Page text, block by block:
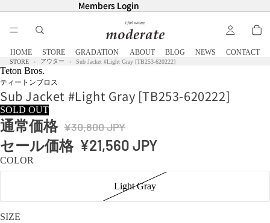
Members Login
Members Login
HOME STORE GRADATION ABOUT BLOG NEWS CONTACT
STORE アウター Sub Jacket #Light Gray [TB253-620222]
Teton Bros.
ティートンブロス
Sub Jacket #Light Gray [TB253-620222]
SOLD OUT
通常価格 ¥30,800 JPY
セール価格 ¥21,560 JPY
COLOR
Light Gray
SIZE